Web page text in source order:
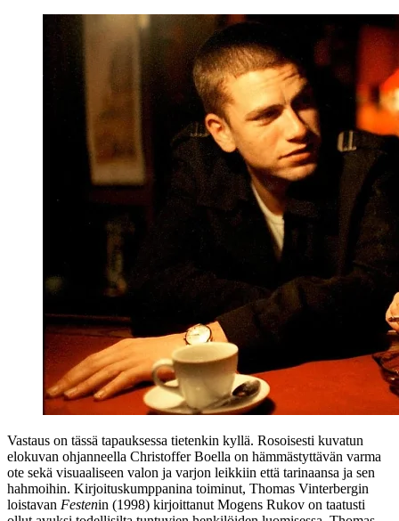
Vastaus on tässä tapauksessa tietenkin kyllä. Rosoisesti kuvatun
elokuvan ohjanneella Christoffer Boella on hämmästyttävän varma
ote sekä visuaaliseen valon ja varjon leikkiin että tarinaansa ja sen
hahmoihin. Kirjoituskumppanina toiminut, Thomas Vinterbergin
loistavan Festenin (1998) kirjoittanut Mogens Rukov on taatusti